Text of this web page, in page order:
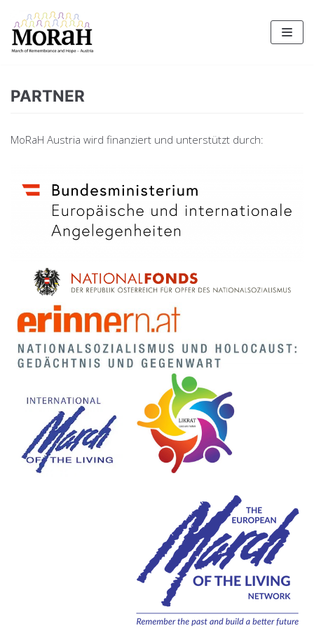
Zum
Inhalt
PARTNER
MoRaH Austria wird finanziert und unterstützt durch: